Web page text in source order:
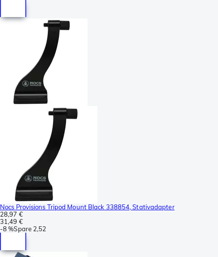
Nocs Provisions Tripod Mount Black 338854, Stativadapter
28,97 €
31,49 €
-8 %Spare 2,52